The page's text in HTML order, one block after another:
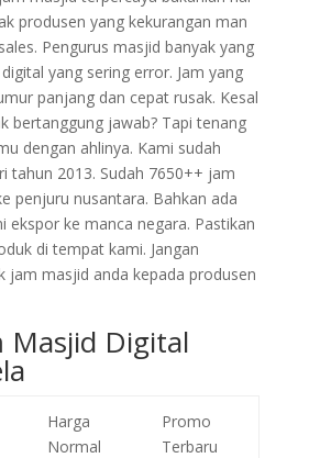
produsen yang kekurangan man
Pengurus masjid banyak yang
yang sering error. Jam yang
panjang dan cepat rusak. Kesal
bertanggung jawab? Tapi tenang
dengan ahlinya. Kami sudah
tahun 2013. Sudah 7650++ jam
penjuru nusantara. Bahkan ada
ekspor ke manca negara. Pastikan
di tempat kami. Jangan
jam masjid anda kepada produsen
Masjid Digital
Harga
Normal
Promo
Terbaru